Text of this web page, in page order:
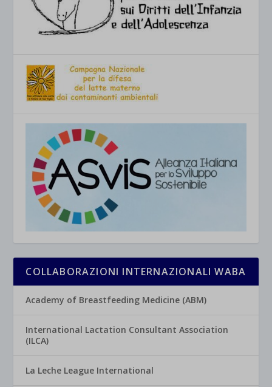
COLLABORAZIONI INTERNAZIONALI WABA
Academy of Breastfeeding Medicine (ABM)
International Lactation Consultant Association
(ILCA)
La Leche League International